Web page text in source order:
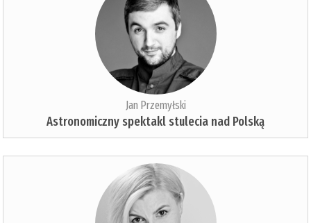
Jan Przemyłski
Astronomiczny spektakl stulecia nad Polską